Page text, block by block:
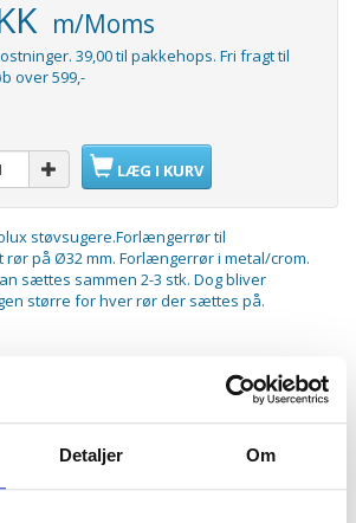
Detaljer Om
m/Moms
39,00 til pakkehops. Fri fragt til
over 599,-
LÆG I KURV
støvsugere.Forlængerrør til
på Ø32 mm. Forlængerrør i metal/crom.
sættes sammen 2-3 stk. Dog bliver
større for hver rør der sættes på.
Colore
E